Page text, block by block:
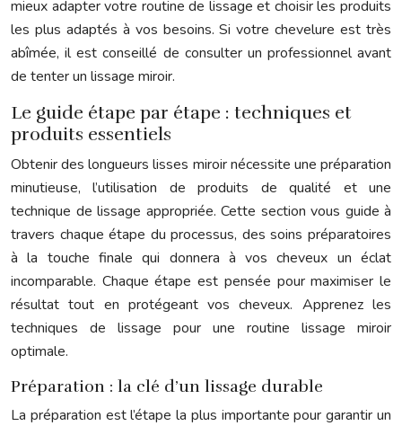
mieux adapter votre routine de lissage et choisir les produits
les plus adaptés à vos besoins. Si votre chevelure est très
abîmée, il est conseillé de consulter un professionnel avant
de tenter un lissage miroir.
Le guide étape par étape : techniques et
produits essentiels
Obtenir des longueurs lisses miroir nécessite une préparation
minutieuse, l’utilisation de produits de qualité et une
technique de lissage appropriée. Cette section vous guide à
travers chaque étape du processus, des soins préparatoires
à la touche finale qui donnera à vos cheveux un éclat
incomparable. Chaque étape est pensée pour maximiser le
résultat tout en protégeant vos cheveux. Apprenez les
techniques de lissage pour une routine lissage miroir
optimale.
Préparation : la clé d’un lissage durable
La préparation est l’étape la plus importante pour garantir un